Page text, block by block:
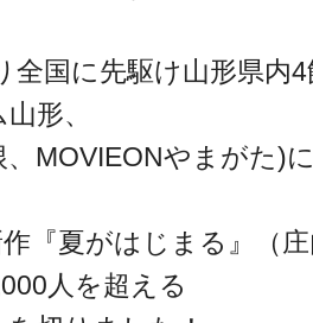
全国に先駆け山形県内
形、
MOVIEONやまがた)
『夏がはじまる』（
人を超える